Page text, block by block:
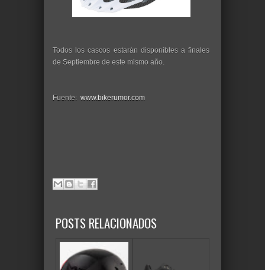
Todos los cascos estarán disponibles a finales
de Septiembre de este mismo año.
Fuente: www.bikerumor.com
POSTS RELACIONADOS